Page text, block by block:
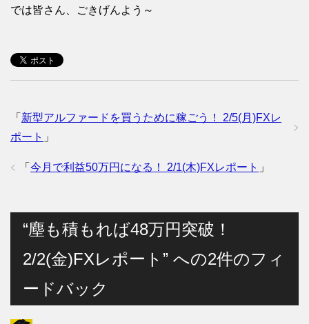
では皆さん、ごきげんよう～
「 新型アルファードを買うために稼ごう！ 2/5(月)FXレ
ポート 」
「 今月で利益50万円になる！ 2/1(木)FXレポート 」
“塵も積もれば48万円突破！
2/2(金)FXレポート” への2件のフィ
ードバック